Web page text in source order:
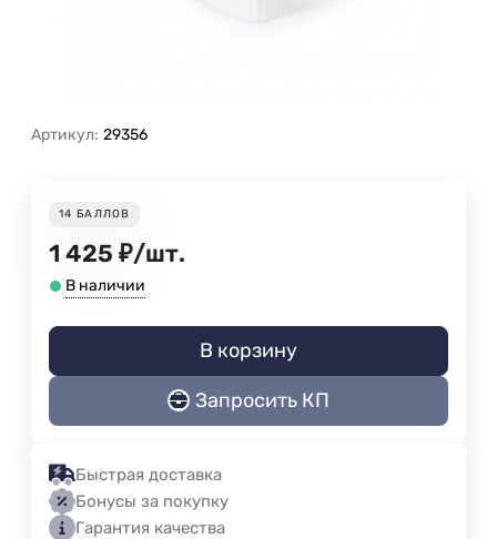
Артикул: 29356
14 БАЛЛОВ
1 425 ₽/шт.
В наличии
В корзину
Запросить КП
Быстрая доставка
Бонусы за покупку
Гарантия качества